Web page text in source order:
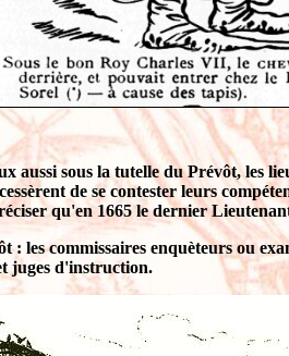
aussi sous la tutelle du Prévôt,
de se contester leurs
qu'en 1665 le dernier
les commissaires enquèteurs ou
juges d'instruction.